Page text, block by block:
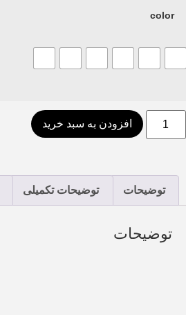
color
افزودن به سبد خرید
توضیحات توضیحات تکمیلی
توضیحات